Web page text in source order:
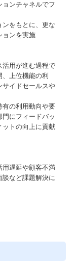
ンチャネルでフ
をもとに、更な
ョンを実施
活用が進む過程で
上位機能の利
サイドセールスや
有の利用動向や要
にフィードバッ
ットの向上に貢献
用遅延や顧客不満
など課題解決に